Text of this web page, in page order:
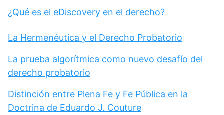
¿Qué es el eDiscovery en el derecho?
La Hermenéutica y el Derecho Probatorio
La prueba algorítmica como nuevo desafío del
derecho probatorio
Distinción entre Plena Fe y Fe Pública en la
Doctrina de Eduardo J. Couture